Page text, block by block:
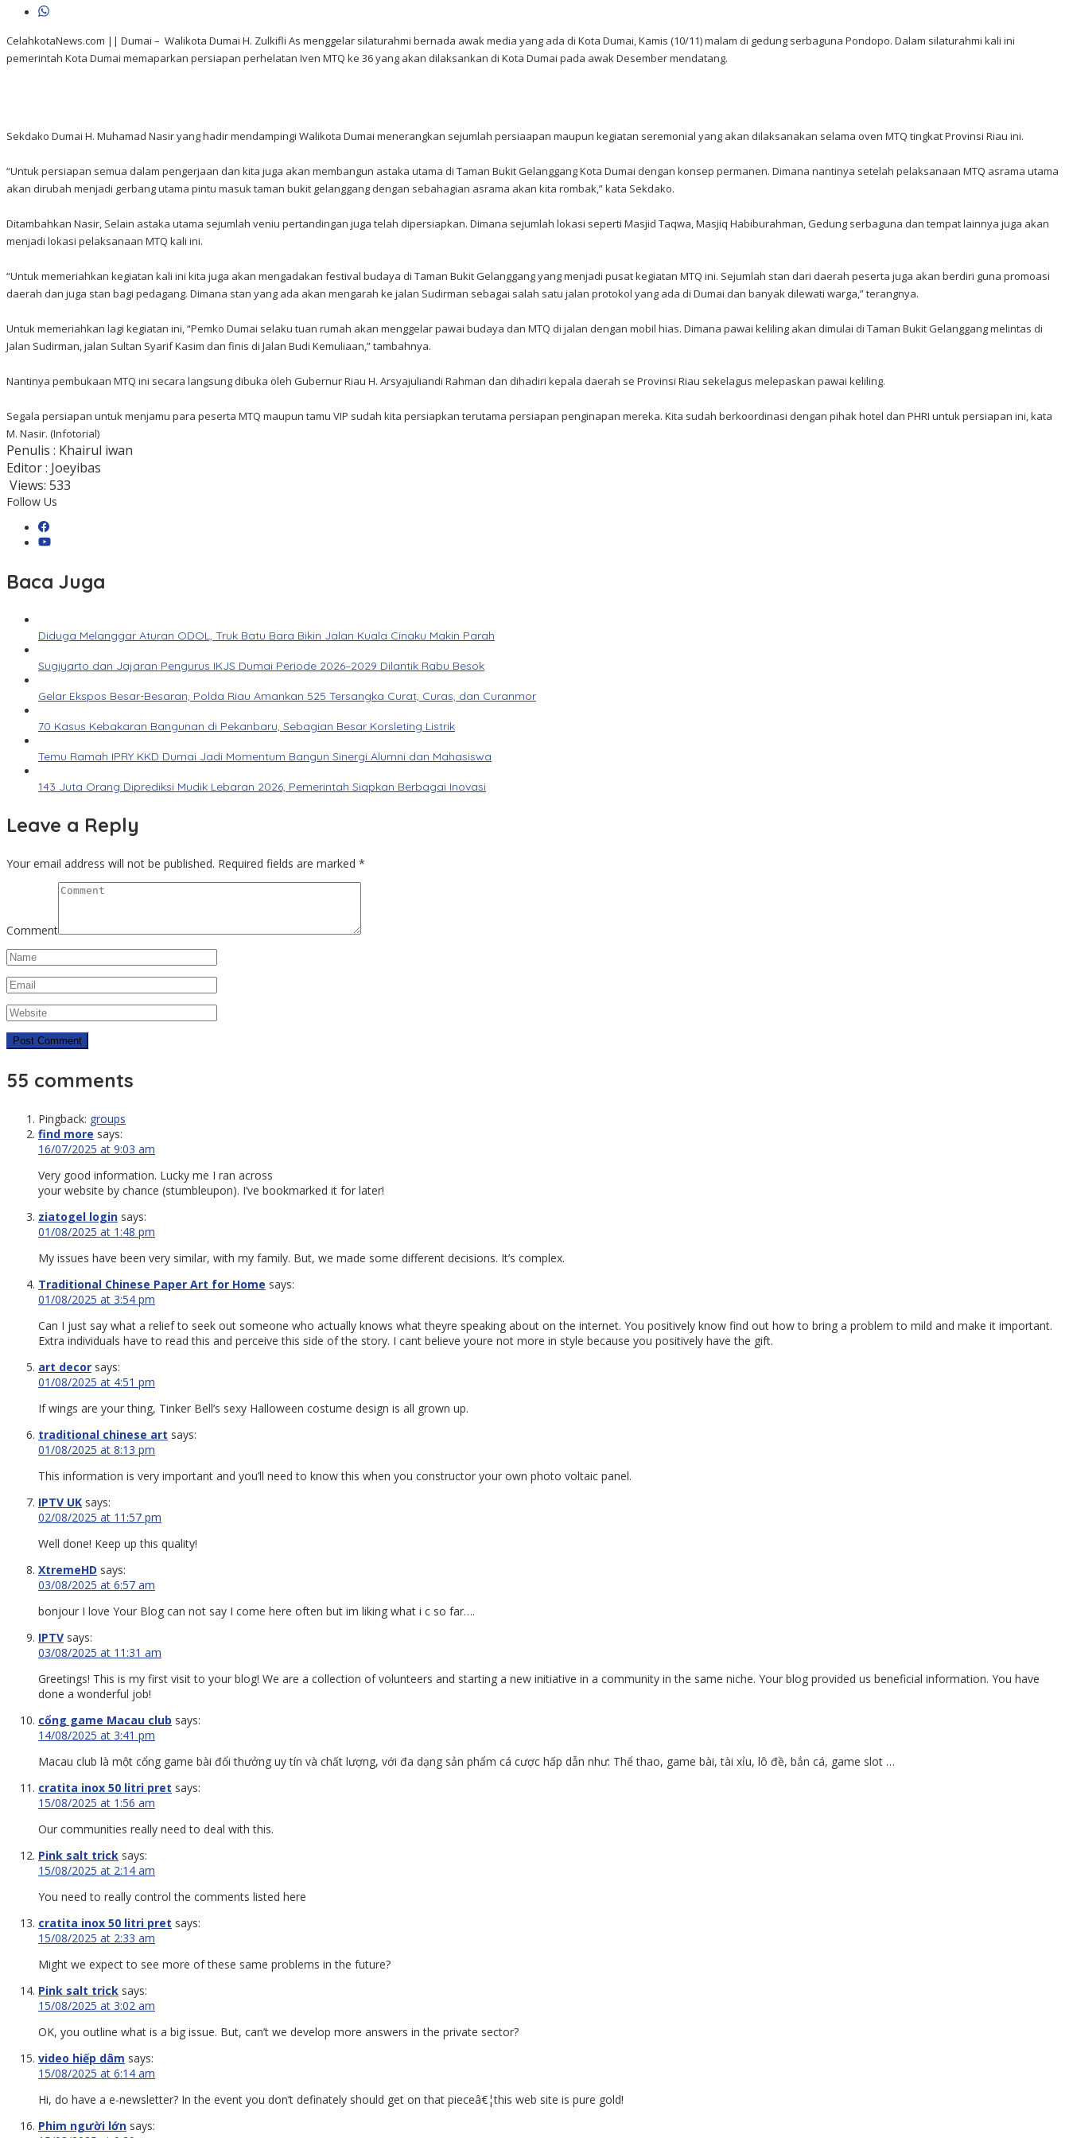
CelahkotaNews.com || Dumai – Walikota Dumai H. Zulkifli As menggelar silaturahmi bernada awak media yang ada di Kota Dumai, Kamis (10/11) malam di gedung serbaguna Pondopo. Dalam silaturahmi kali ini
pemerintah Kota Dumai memaparkan persiapan perhelatan Iven MTQ ke 36 yang akan dilaksankan di Kota Dumai pada awak Desember mendatang.
Sekdako Dumai H. Muhamad Nasir yang hadir mendampingi Walikota Dumai menerangkan sejumlah persiaapan maupun kegiatan seremonial yang akan dilaksanakan selama oven MTQ tingkat Provinsi Riau ini.
“Untuk persiapan semua dalam pengerjaan dan kita juga akan membangun astaka utama di Taman Bukit Gelanggang Kota Dumai dengan konsep permanen. Dimana nantinya setelah pelaksanaan MTQ asrama utama
akan dirubah menjadi gerbang utama pintu masuk taman bukit gelanggang dengan sebahagian asrama akan kita rombak,” kata Sekdako.
Ditambahkan Nasir, Selain astaka utama sejumlah veniu pertandingan juga telah dipersiapkan. Dimana sejumlah lokasi seperti Masjid Taqwa, Masjiq Habiburahman, Gedung serbaguna dan tempat lainnya juga akan
menjadi lokasi pelaksanaan MTQ kali ini.
“Untuk memeriahkan kegiatan kali ini kita juga akan mengadakan festival budaya di Taman Bukit Gelanggang yang menjadi pusat kegiatan MTQ ini. Sejumlah stan dari daerah peserta juga akan berdiri guna promoasi
daerah dan juga stan bagi pedagang. Dimana stan yang ada akan mengarah ke jalan Sudirman sebagai salah satu jalan protokol yang ada di Dumai dan banyak dilewati warga,” terangnya.
Untuk memeriahkan lagi kegiatan ini, “Pemko Dumai selaku tuan rumah akan menggelar pawai budaya dan MTQ di jalan dengan mobil hias. Dimana pawai keliling akan dimulai di Taman Bukit Gelanggang melintas di
Jalan Sudirman, jalan Sultan Syarif Kasim dan finis di Jalan Budi Kemuliaan,” tambahnya.
Nantinya pembukaan MTQ ini secara langsung dibuka oleh Gubernur Riau H. Arsyajuliandi Rahman dan dihadiri kepala daerah se Provinsi Riau sekelagus melepaskan pawai keliling.
Segala persiapan untuk menjamu para peserta MTQ maupun tamu VIP sudah kita persiapkan terutama persiapan penginapan mereka. Kita sudah berkoordinasi dengan pihak hotel dan PHRI untuk persiapan ini, kata
M. Nasir. (Infotorial)
Penulis : Khairul iwan
Editor : Joeyibas
Views: 533
Follow Us
Baca Juga
Diduga Melanggar Aturan ODOL, Truk Batu Bara Bikin Jalan Kuala Cinaku Makin Parah
Sugiyarto dan Jajaran Pengurus IKJS Dumai Periode 2026–2029 Dilantik Rabu Besok
Gelar Ekspos Besar-Besaran, Polda Riau Amankan 525 Tersangka Curat, Curas, dan Curanmor
70 Kasus Kebakaran Bangunan di Pekanbaru, Sebagian Besar Korsleting Listrik
Temu Ramah IPRY KKD Dumai Jadi Momentum Bangun Sinergi Alumni dan Mahasiswa
143 Juta Orang Diprediksi Mudik Lebaran 2026, Pemerintah Siapkan Berbagai Inovasi
Leave a Reply
Your email address will not be published. Required fields are marked *
Comment
55 comments
Pingback: groups
find more says:
16/07/2025 at 9:03 am
Very good information. Lucky me I ran across
your website by chance (stumbleupon). I’ve bookmarked it for later!
ziatogel login says:
01/08/2025 at 1:48 pm
My issues have been very similar, with my family. But, we made some different decisions. It’s complex.
Traditional Chinese Paper Art for Home says:
01/08/2025 at 3:54 pm
Can I just say what a relief to seek out someone who actually knows what theyre speaking about on the internet. You positively know find out how to bring a problem to mild and make it important.
Extra individuals have to read this and perceive this side of the story. I cant believe youre not more in style because you positively have the gift.
art decor says:
01/08/2025 at 4:51 pm
If wings are your thing, Tinker Bell’s sexy Halloween costume design is all grown up.
traditional chinese art says:
01/08/2025 at 8:13 pm
This information is very important and you’ll need to know this when you constructor your own photo voltaic panel.
IPTV UK says:
02/08/2025 at 11:57 pm
Well done! Keep up this quality!
XtremeHD says:
03/08/2025 at 6:57 am
bonjour I love Your Blog can not say I come here often but im liking what i c so far….
IPTV says:
03/08/2025 at 11:31 am
Greetings! This is my first visit to your blog! We are a collection of volunteers and starting a new initiative in a community in the same niche. Your blog provided us beneficial information. You have
done a wonderful job!
cổng game Macau club says:
14/08/2025 at 3:41 pm
Macau club là một cổng game bài đổi thưởng uy tín và chất lượng, với đa dạng sản phẩm cá cược hấp dẫn như: Thể thao, game bài, tài xỉu, lô đề, bắn cá, game slot …
cratita inox 50 litri pret says:
15/08/2025 at 1:56 am
Our communities really need to deal with this.
Pink salt trick says:
15/08/2025 at 2:14 am
You need to really control the comments listed here
cratita inox 50 litri pret says:
15/08/2025 at 2:33 am
Might we expect to see more of these same problems in the future?
Pink salt trick says:
15/08/2025 at 3:02 am
OK, you outline what is a big issue. But, can’t we develop more answers in the private sector?
video hiếp dâm says:
15/08/2025 at 6:14 am
Hi, do have a e-newsletter? In the event you don’t definately should get on that pieceâ€¦this web site is pure gold!
Phim người lớn says: